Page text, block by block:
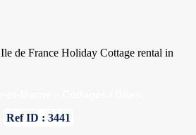
Ile de France Holiday Cottage rental in
Ref ID : 3441